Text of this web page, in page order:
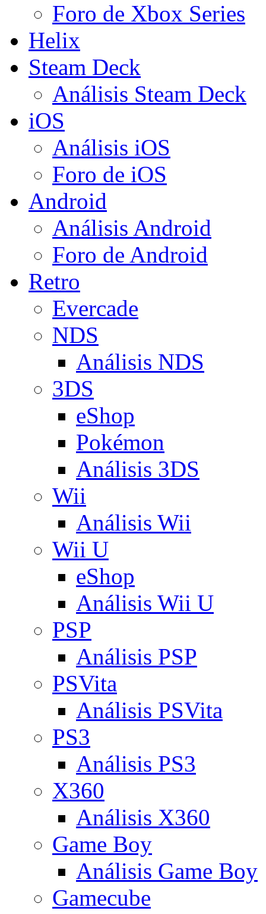
Foro de Xbox Series
Helix
Steam Deck
Análisis Steam Deck
iOS
Análisis iOS
Foro de iOS
Android
Análisis Android
Foro de Android
Retro
Evercade
NDS
Análisis NDS
3DS
eShop
Pokémon
Análisis 3DS
Wii
Análisis Wii
Wii U
eShop
Análisis Wii U
PSP
Análisis PSP
PSVita
Análisis PSVita
PS3
Análisis PS3
X360
Análisis X360
Game Boy
Análisis Game Boy
Gamecube